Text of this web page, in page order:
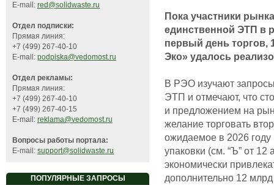
E-mail: red@solidwaste.ru
Отдел подписки:
Прямая линия:
+7 (499) 267-40-10
E-mail: podpiska@vedomost.ru
Отдел рекламы:
Прямая линия:
+7 (499) 267-40-10
+7 (499) 267-40-15
E-mail: reklama@vedomost.ru
Вопросы работы портала:
E-mail: support@solidwaste.ru
ПОПУЛЯРНЫЕ ЗАПРОСЫ
Пока участники
единственной ЭТП в
первый день торгов,
Эко» удалось
В РЭО изучают
ЭТП и отмечают, что
и предложением на
желание торговать
ожидаемое в 2026
упаковки (см. “Ъ” от 12
экономически
дополнительно 12